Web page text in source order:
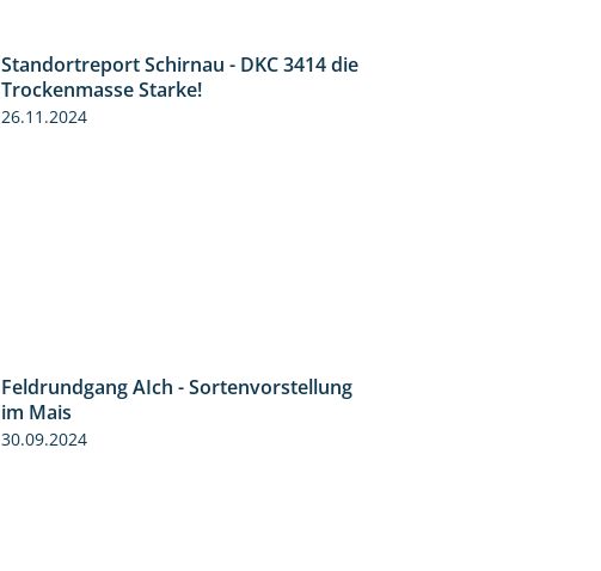
Standortreport Schirnau - DKC 3414 die
Trockenmasse Starke!
26.11.2024
Feldrundgang AIch - Sortenvorstellung
im Mais
30.09.2024